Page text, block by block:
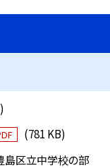
(781 KB)
島区立中学校の部